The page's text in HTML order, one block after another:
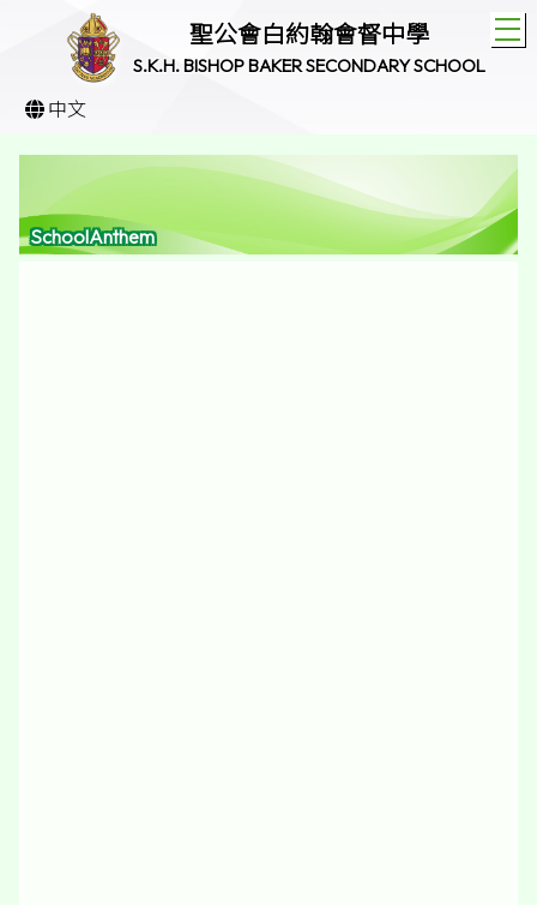
聖公會白約翰會督中學
S.K.H. BISHOP BAKER SECONDARY SCHOOL
中文
SchoolAnthem